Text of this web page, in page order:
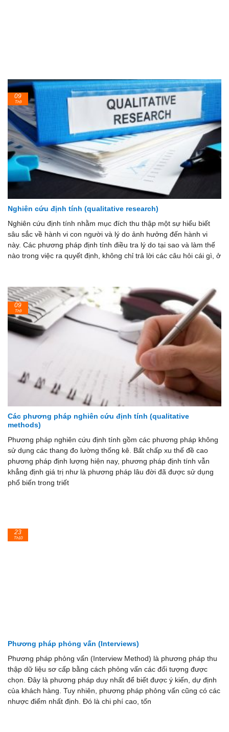
Nghiên cứu định tính (qualitative research)
Nghiên cứu định tính nhằm mục đích thu thập một sự hiểu biết
sâu sắc về hành vi con người và lý do ảnh hưởng đến hành vi
này. Các phương pháp định tính điều tra lý do tại sao và làm thế
nào trong việc ra quyết định, không chỉ trả lời các câu hỏi cái gì, ở
09
Th9
Các phương pháp nghiên cứu định tính (qualitative
methods)
Phương pháp nghiên cứu định tính gồm các phương pháp không
sử dụng các thang đo lường thống kê. Bất chấp xu thế đề cao
phương pháp định lượng hiện nay, phương pháp định tính vẫn
khẳng định giá trị như là phương pháp lâu đời đã được sử dụng
phổ biến trong triết
09
Th9
Phương pháp phỏng vấn (Interviews)
Phương pháp phỏng vấn (Interview Method) là phương pháp thu
thập dữ liệu sơ cấp bằng cách phỏng vấn các đối tượng được
chọn. Đây là phương pháp duy nhất để biết được ý kiến, dự định
của khách hàng. Tuy nhiên, phương pháp phỏng vấn cũng có các
nhược điểm nhất định. Đó là chi phí cao, tốn
23
Th10